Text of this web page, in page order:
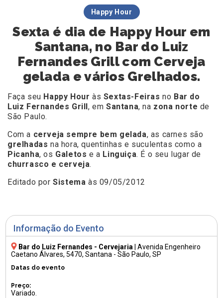
Informação do Evento
Bar do Luiz Fernandes - Cervejaria | Avenida Engenheiro
Caetano Álvares, 5470, Santana - São Paulo, SP
Datas do evento
Preço:
Variado.
Happy Hour
Sexta é dia de Happy Hour em
Santana, no Bar do Luiz
Fernandes Grill com Cerveja
gelada e vários Grelhados.
Faça seu Happy Hour às Sextas-Feiras no Bar do
Luiz Fernandes Grill, emSantana, na zona norte de
São Paulo.
Com a cerveja sempre bem gelada, as carnes são
grelhadas na hora, quentinhas e suculentas como a
Picanha, os Galetos e a Linguiça. É o seu lugar de
churrasco e cerveja.
Editado porSistema às 09/05/2012